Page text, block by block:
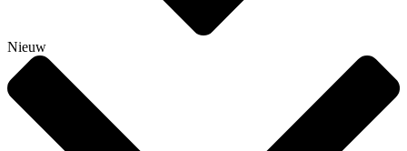
Nieuw